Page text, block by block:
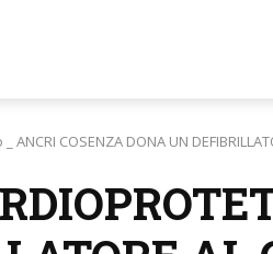
COSENZA DONA UN